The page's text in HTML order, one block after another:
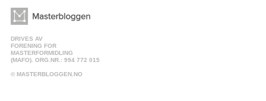
DRIVES AV
FORENING FOR
MASTERFORMIDLING
(MAFO). ORG.NR.: 994 772 015
© MASTERBLOGGEN.NO